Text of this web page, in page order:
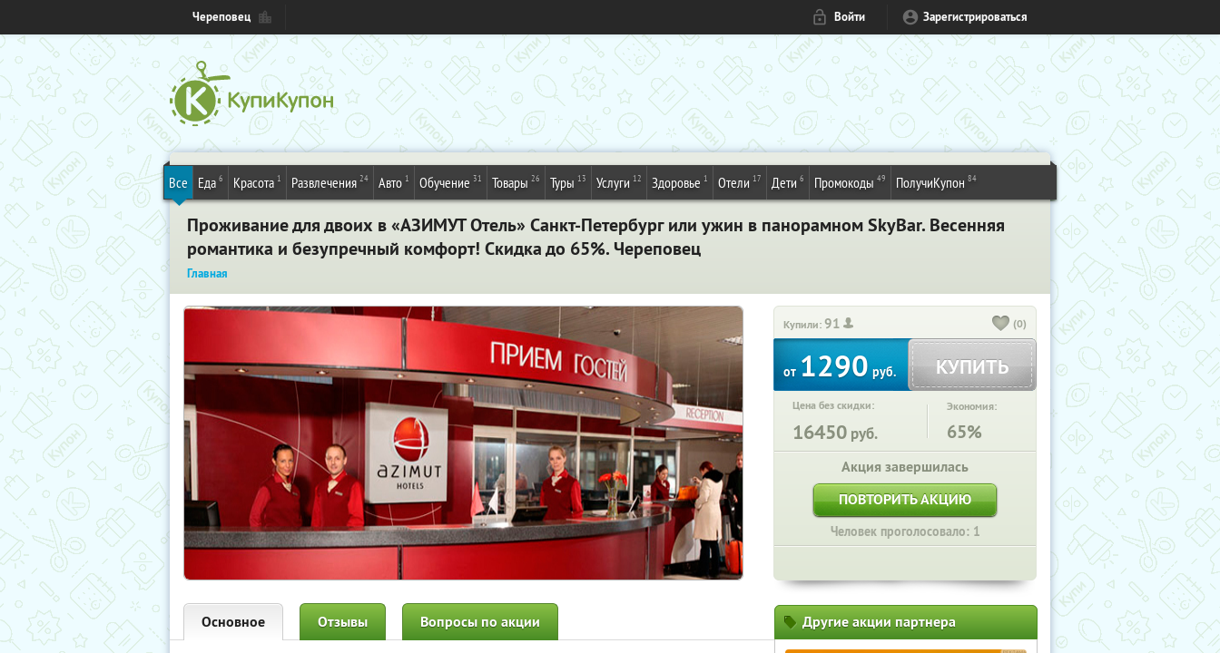
Череповец Войти Зарегистрироваться
Все Еда 6 Красота 1 Развлечения 24 Авто 1 Обучение 31 Товары 26 Туры 13 Услуги 12 Здоровье 1 Отели 17 Дети 6 Промокоды 49 ПолучиКупон 84
Проживание для двоих в «АЗИМУТ Отель» Санкт-Петербург или ужин в панорамном SkyBаr. Весенняя
романтика и безупречный комфорт! Скидка до 65%. Череповец
Главная
Купили:91 (0)
от 1290 руб. КУПИТЬ
Цена без скидки:
16450 руб.
Экономия:
65%
Акция завершилась
ПОВТОРИТЬ АКЦИЮ
Человек проголосовало: 1
Основное Отзывы Вопросы по акции Другие акции партнера